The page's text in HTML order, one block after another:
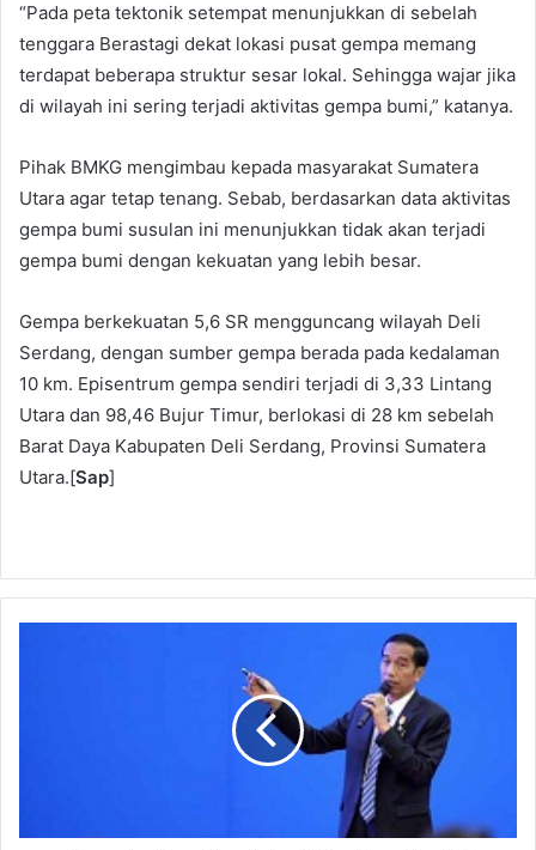
“Pada peta tektonik setempat menunjukkan di sebelah
tenggara Berastagi dekat lokasi pusat gempa memang
terdapat beberapa struktur sesar lokal. Sehingga wajar jika
di wilayah ini sering terjadi aktivitas gempa bumi,” katanya.
Pihak BMKG mengimbau kepada masyarakat Sumatera
Utara agar tetap tenang. Sebab, berdasarkan data aktivitas
gempa bumi susulan ini menunjukkan tidak akan terjadi
gempa bumi dengan kekuatan yang lebih besar.
Gempa berkekuatan 5,6 SR mengguncang wilayah Deli
Serdang, dengan sumber gempa berada pada kedalaman
10 km. Episentrum gempa sendiri terjadi di 3,33 Lintang
Utara dan 98,46 Bujur Timur, berlokasi di 28 km sebelah
Barat Daya Kabupaten Deli Serdang, Provinsi Sumatera
Utara.[Sap]